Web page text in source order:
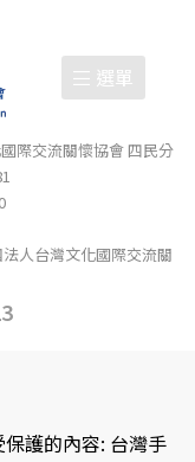
選單
際交流關懷協會 四民分
人台灣文化國際交流關
保護的內容: 台灣手